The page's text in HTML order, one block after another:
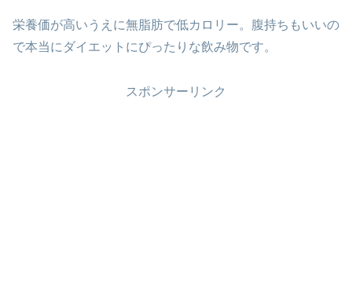
栄養価が高いうえに無脂肪で低カロリー。腹持ちもいいの
で本当にダイエットにぴったりな飲み物です。
スポンサーリンク